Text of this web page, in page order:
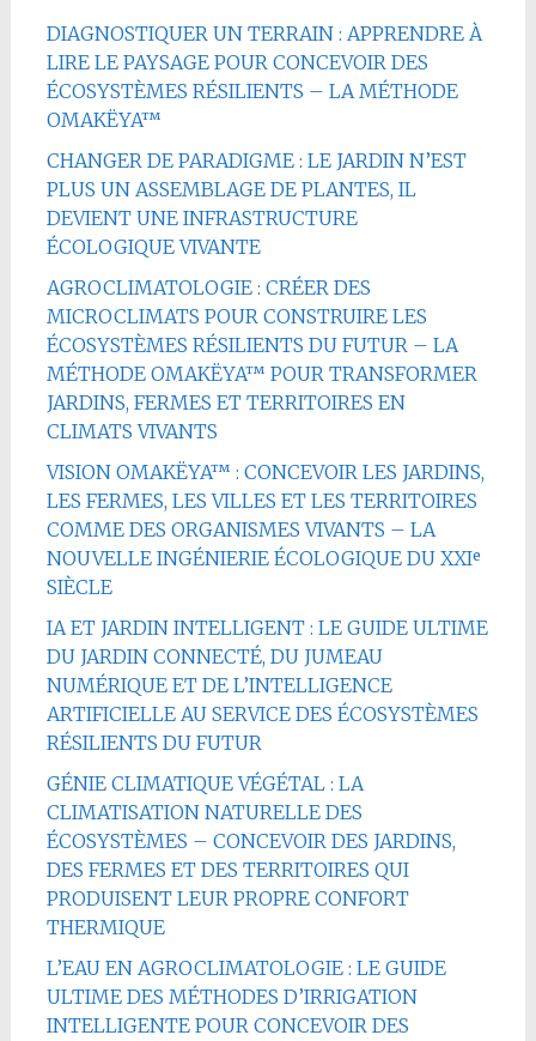
DIAGNOSTIQUER UN TERRAIN : APPRENDRE À
LIRE LE PAYSAGE POUR CONCEVOIR DES
ÉCOSYSTÈMES RÉSILIENTS – LA MÉTHODE
OMAKËYA™
CHANGER DE PARADIGME : LE JARDIN N’EST
PLUS UN ASSEMBLAGE DE PLANTES, IL
DEVIENT UNE INFRASTRUCTURE
ÉCOLOGIQUE VIVANTE
AGROCLIMATOLOGIE : CRÉER DES
MICROCLIMATS POUR CONSTRUIRE LES
ÉCOSYSTÈMES RÉSILIENTS DU FUTUR – LA
MÉTHODE OMAKËYA™ POUR TRANSFORMER
JARDINS, FERMES ET TERRITOIRES EN
CLIMATS VIVANTS
VISION OMAKËYA™ : CONCEVOIR LES JARDINS,
LES FERMES, LES VILLES ET LES TERRITOIRES
COMME DES ORGANISMES VIVANTS – LA
NOUVELLE INGÉNIERIE ÉCOLOGIQUE DU XXIᵉ
SIÈCLE
IA ET JARDIN INTELLIGENT : LE GUIDE ULTIME
DU JARDIN CONNECTÉ, DU JUMEAU
NUMÉRIQUE ET DE L’INTELLIGENCE
ARTIFICIELLE AU SERVICE DES ÉCOSYSTÈMES
RÉSILIENTS DU FUTUR
GÉNIE CLIMATIQUE VÉGÉTAL : LA
CLIMATISATION NATURELLE DES
ÉCOSYSTÈMES – CONCEVOIR DES JARDINS,
DES FERMES ET DES TERRITOIRES QUI
PRODUISENT LEUR PROPRE CONFORT
THERMIQUE
L’EAU EN AGROCLIMATOLOGIE : LE GUIDE
ULTIME DES MÉTHODES D’IRRIGATION
INTELLIGENTE POUR CONCEVOIR DES